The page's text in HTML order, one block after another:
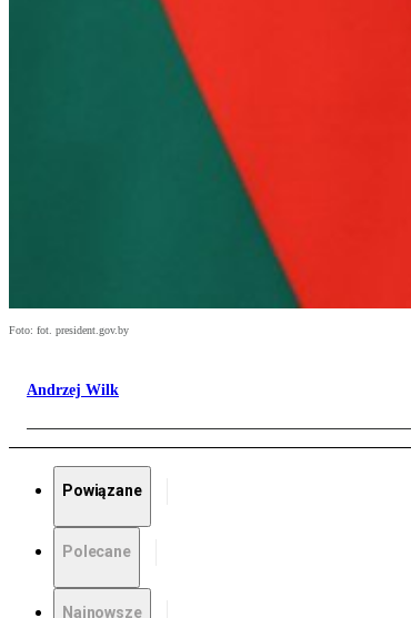
Foto: fot. president.gov.by
Andrzej Wilk
Powiązane
Polecane
Najnowsze